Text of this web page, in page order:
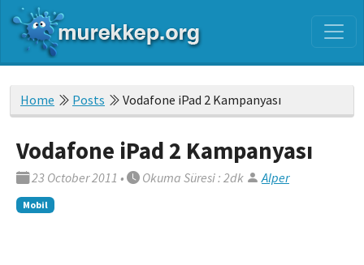
Home Posts Vodafone iPad 2 Kampanyası
Vodafone iPad 2 Kampanyası
23 October 2011 • Okuma Süresi : 2dk Alper
Mobil